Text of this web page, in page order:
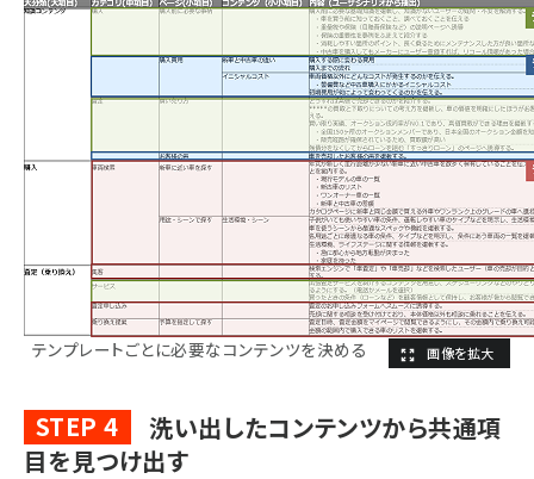
テンプレートごとに必要なコンテンツを決める
STEP 4
洗い出したコンテンツから共通項
目を見つけ出す